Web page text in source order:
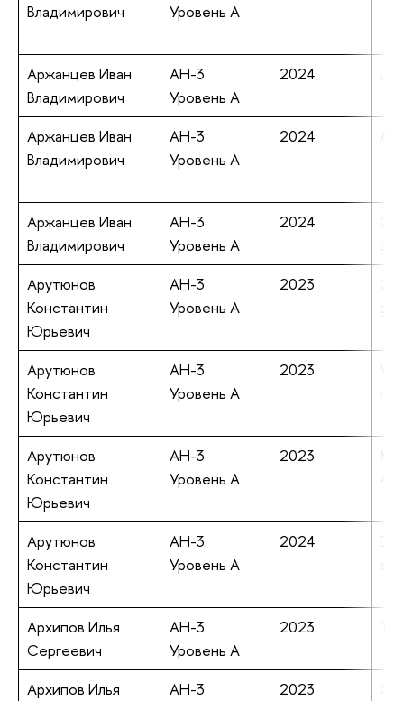
Владимирович
Уровень А
Аржанцев Иван
Владимирович
АН-3
Уровень А
2024
Аржанцев Иван
Владимирович
АН-3
Уровень А
2024
Аржанцев Иван
Владимирович
АН-3
Уровень А
2024
Арутюнов
Константин
Юрьевич
АН-3
Уровень А
2023
Арутюнов
Константин
Юрьевич
АН-3
Уровень А
2023
Арутюнов
Константин
Юрьевич
АН-3
Уровень А
2023
Арутюнов
Константин
Юрьевич
АН-3
Уровень А
2024
Архипов Илья
Сергеевич
АН-3
Уровень А
2023
Архипов Илья
АН-3
2023